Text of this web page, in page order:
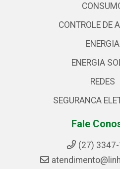
CONTROLE DE
ENERGIA
ENERGIA
REDES
SEGURANCA
Fale
(27)